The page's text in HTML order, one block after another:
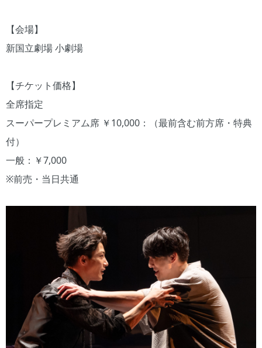
【会場】
新国立劇場 小劇場
【チケット価格】
全席指定
スーパープレミアム席 ￥10,000：（最前含む前方席・特典
付）
一般：￥7,000
※前売・当日共通